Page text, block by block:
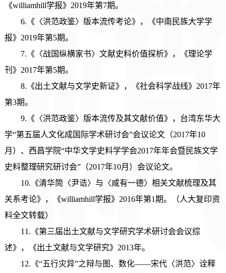
《williamhill学报》2019年第7期。
6.《〈洪范政鉴〉版本流传考论》，《中南民族大学学
报》2019年第5期。
7.《〈战国纵横家书〉文献史料价值探析》，《理论学
刊》2017年第5期。
8.《出土文献与文学史新证》，《社会科学战线》2017年
第3期。
9.《〈洪范政鉴〉版本流传及其文献价值》，台湾东华大
学“第五届人文化成国际学术研讨会”会议论文（2017年10
月）、西昌学院“中华文学史料学学会2017年年会暨民族文学
史料整理研究研讨会”（2017年10月）会议论文。
10.《清华简〈尹诰〉与〈咸有一德〉相关文献梳理及其
关系考论》，《williamhill学报》2016年第1期。（人大复印资
料全文转载）
11.《第三届出土文献与文学研究学术研讨会会议综
述》，《出土文献与文学研究》2013年。
12.《“五行灾异”之辩与图、数化——宋代〈洪范〉诠释